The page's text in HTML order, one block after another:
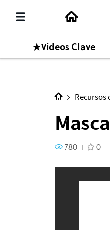
★Videos Clave
Siguiente Contenido
Recursos
780 0